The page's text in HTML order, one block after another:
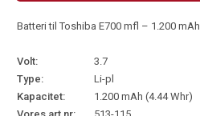
Batteri til Toshiba E700 mfl – 1.200 mAh
Volt:
3.7
Type:
Li-pl
Kapacitet:
1.200 mAh (4.44 Whr)